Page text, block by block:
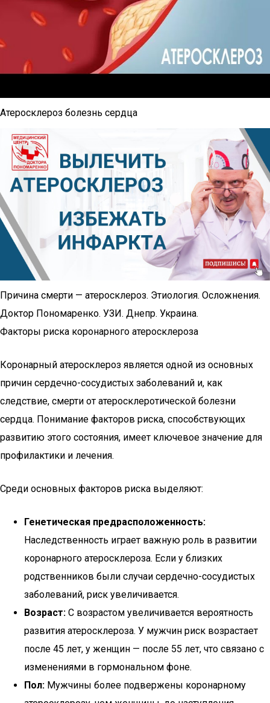
Атеросклероз болезнь сердца
Причина смерти — атеросклероз. Этиология. Осложнения.
Доктор Пономаренко. УЗИ. Днепр. Украина.
Факторы риска коронарного атеросклероза
Коронарный атеросклероз является одной из основных
причин сердечно-сосудистых заболеваний и, как
следствие, смерти от атеросклеротической болезни
сердца. Понимание факторов риска, способствующих
развитию этого состояния, имеет ключевое значение для
профилактики и лечения.
Среди основных факторов риска выделяют:
Генетическая предрасположенность:
Наследственность играет важную роль в развитии
коронарного атеросклероза. Если у близких
родственников были случаи сердечно-сосудистых
заболеваний, риск увеличивается.
Возраст: С возрастом увеличивается вероятность
развития атеросклероза. У мужчин риск возрастает
после 45 лет, у женщин — после 55 лет, что связано с
изменениями в гормональном фоне.
Пол: Мужчины более подвержены коронарному